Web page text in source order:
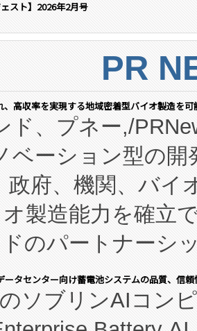
スト】2026年2月号
PR
高収率を実現する地域密着型バイオ製造を
ド、プネー,/
ベーション型の
政府、機関、バイ
製造能力を確立
のパートナーシ
同社の実績ある
(FCCM™) プ
ータセンター向け蓄電池システムの品質、信
ソブリンAIコン